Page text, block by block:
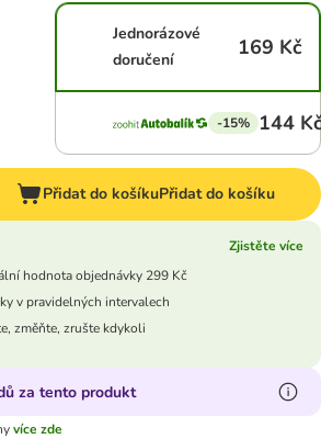
Jednorázové
doručení
169 Kč
-15% 144
Přidat do košíkuPřidat do košíku
Zjistěte více
hodnota objednávky 299 Kč
v pravidelných intervalech
změňte, zrušte kdykoli
za tento produkt
více zde